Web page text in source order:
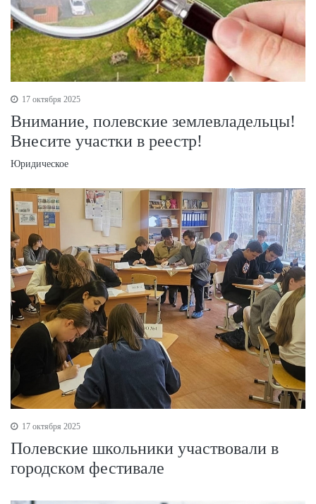
17 октября 2025
Внимание, полевские землевладельцы!
Внесите участки в реестр!
Юридическое
17 октября 2025
Полевские школьники участвовали в
городском фестивале